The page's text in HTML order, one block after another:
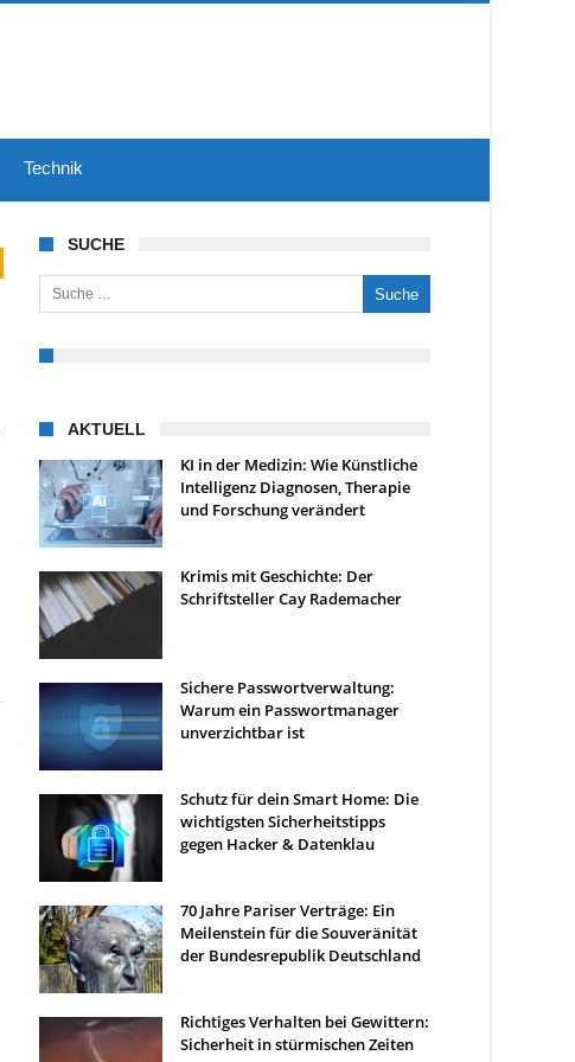
Technik
SUCHE
Suche nach:
AKTUELL
KI in der Medizin: Wie Künstliche
Intelligenz Diagnosen, Therapie
und Forschung verändert
Krimis mit Geschichte: Der
Schriftsteller Cay Rademacher
Sichere Passwortverwaltung:
Warum ein Passwortmanager
unverzichtbar ist
Schutz für dein Smart Home: Die
wichtigsten Sicherheitstipps
gegen Hacker & Datenklau
70 Jahre Pariser Verträge: Ein
Meilenstein für die Souveränität
der Bundesrepublik Deutschland
Richtiges Verhalten bei Gewittern:
Sicherheit in stürmischen Zeiten